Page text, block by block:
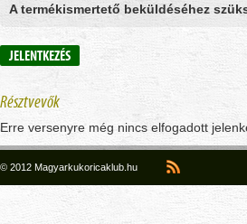
A termékismertető beküldéséhez
JELENTKEZÉS
Résztvevők
Erre versenyre még nincs elfogadott
© 2012 Magyarkukoricaklub.hu